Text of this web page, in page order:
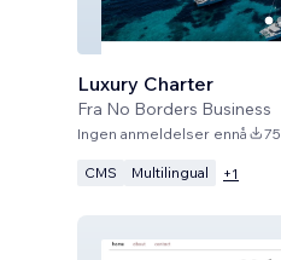
Luxury Charter
Fra No Borders Business
Ingen anmeldelser ennå 75
CMS Multilingual +1